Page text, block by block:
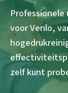
voor Venlo,
zelf kunt